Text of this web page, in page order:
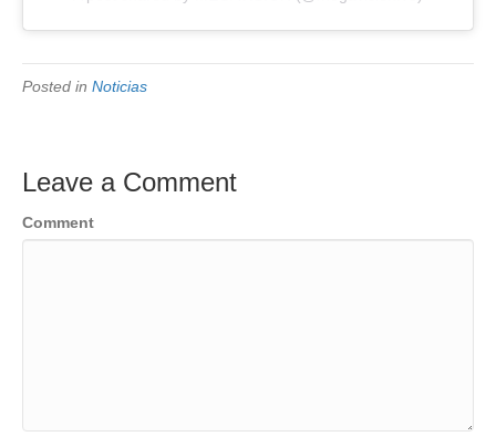
Posted in Noticias
Leave a Comment
Comment